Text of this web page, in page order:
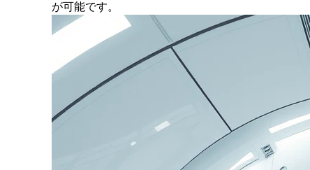
が可能です。